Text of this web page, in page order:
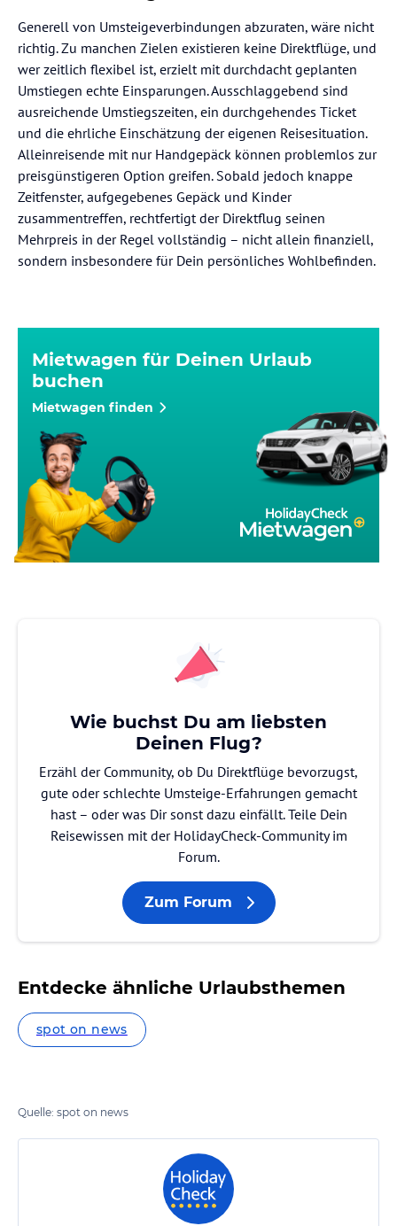
Generell von Umsteigeverbindungen abzuraten, wäre nicht
richtig. Zu manchen Zielen existieren keine Direktflüge, und
wer zeitlich flexibel ist, erzielt mit durchdacht geplanten
Umstiegen echte Einsparungen. Ausschlaggebend sind
ausreichende Umstiegszeiten, ein durchgehendes Ticket
und die ehrliche Einschätzung der eigenen Reisesituation.
Alleinreisende mit nur Handgepäck können problemlos zur
preisgünstigeren Option greifen. Sobald jedoch knappe
Zeitfenster, aufgegebenes Gepäck und Kinder
zusammentreffen, rechtfertigt der Direktflug seinen
Mehrpreis in der Regel vollständig – nicht allein finanziell,
sondern insbesondere für Dein persönliches Wohlbefinden.
Mietwagen für Deinen Urlaub
buchen
Mietwagen finden
Wie buchst Du am liebsten
Deinen Flug?
Erzähl der Community, ob Du Direktflüge bevorzugst,
gute oder schlechte Umsteige-Erfahrungen gemacht
hast – oder was Dir sonst dazu einfällt. Teile Dein
Reisewissen mit der HolidayCheck-Community im
Forum.
Zum Forum
Entdecke ähnliche Urlaubsthemen
spot on news
Quelle: spot on news